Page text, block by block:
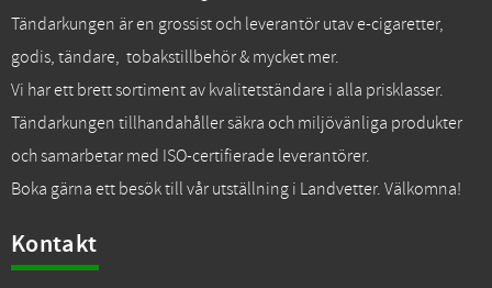
Tändarkungen är en grossist och leverantör utav e-cigaretter,
godis, tändare, tobakstillbehör & mycket mer.
Vi har ett brett sortiment av kvalitetständare i alla prisklasser.
Tändarkungen tillhandahåller säkra och miljövänliga produkter
och samarbetar med ISO-certifierade leverantörer.
Boka gärna ett besök till vår utställning i Landvetter. Välkomna!
Kontakt